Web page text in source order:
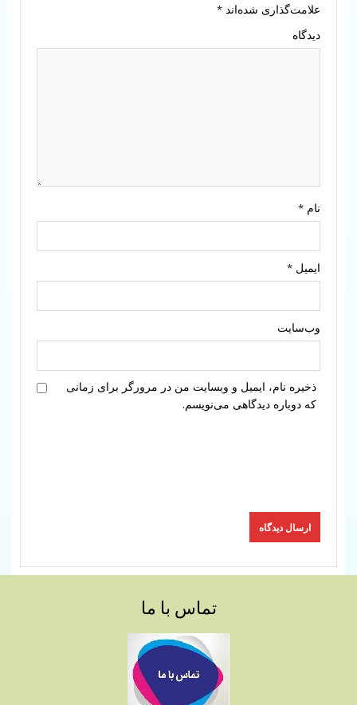
علامت‌گذاری شده‌اند *
دیدگاه
نام *
ایمیل *
وب‌سایت
ذخیره نام، ایمیل و وبسایت من در مرورگر برای زمانی
که دوباره دیدگاهی می‌نویسم.
تماس با ما